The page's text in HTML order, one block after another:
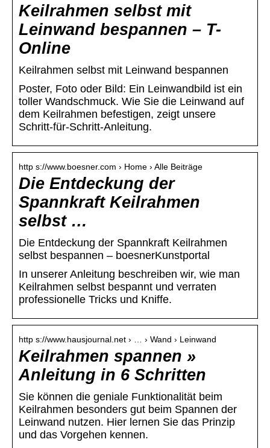
Keilrahmen selbst mit
Leinwand bespannen – T-
Online
Keilrahmen selbst mit Leinwand bespannen
Poster, Foto oder Bild: Ein Leinwandbild ist ein
toller Wandschmuck. Wie Sie die Leinwand auf
dem Keilrahmen befestigen, zeigt unsere
Schritt-für-Schritt-Anleitung.
http s://www.boesner.com › Home › Alle Beiträge
Die Entdeckung der
Spannkraft Keilrahmen
selbst …
Die Entdeckung der Spannkraft Keilrahmen
selbst bespannen – boesnerKunstportal
In unserer Anleitung beschreiben wir, wie man
Keilrahmen selbst bespannt und verraten
professionelle Tricks und Kniffe.
http s://www.hausjournal.net › … › Wand › Leinwand
Keilrahmen spannen »
Anleitung in 6 Schritten
Sie können die geniale Funktionalität beim
Keilrahmen besonders gut beim Spannen der
Leinwand nutzen. Hier lernen Sie das Prinzip
und das Vorgehen kennen.